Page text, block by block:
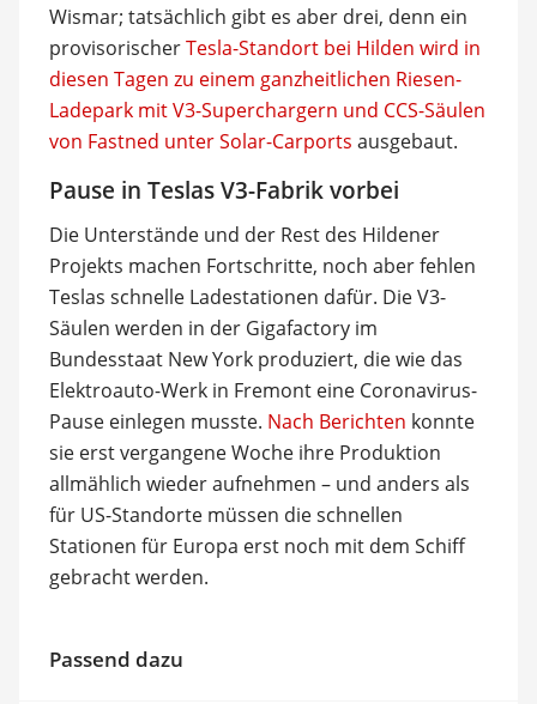
Wismar; tatsächlich gibt es aber drei, denn ein
provisorischerTesla-Standort bei Hilden wird in
diesen Tagen zu einem ganzheitlichen Riesen-
Ladepark mit V3-Superchargern und CCS-Säulen
von Fastned unter Solar-Carports ausgebaut.
Pause in Teslas V3-Fabrik vorbei
Die Unterstände und der Rest des Hildener
Projekts machen Fortschritte, noch aber fehlen
Teslas schnelle Ladestationen dafür. Die V3-
Säulen werden in der Gigafactory im
Bundesstaat New York produziert, die wie das
Elektroauto-Werk in Fremont eine Coronavirus-
Pause einlegen musste. Nach Berichten konnte
sie erst vergangene Woche ihre Produktion
allmählich wieder aufnehmen – und anders als
für US-Standorte müssen die schnellen
Stationen für Europa erst noch mit dem Schiff
gebracht werden.
Passend dazu